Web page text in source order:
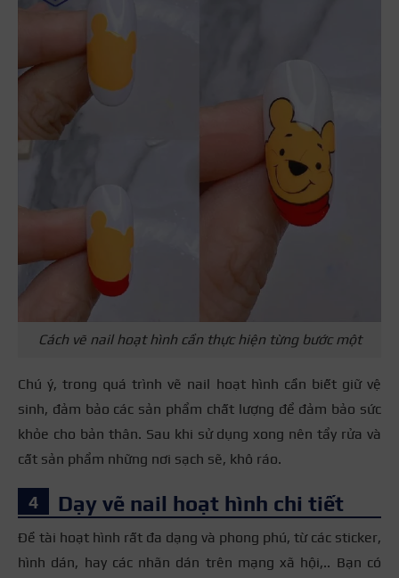
Cách vẽ nail hoạt hình cần thực hiện từng bước một
Chú ý, trong quá trình vẽ nail hoạt hình cần biết giữ vệ
sinh, đảm bảo các sản phẩm chất lượng để đảm bảo sức
khỏe cho bản thân. Sau khi sử dụng xong nên tẩy rửa và
cất sản phẩm những nơi sạch sẽ, khô ráo.
Dạy vẽ nail hoạt hình chi tiết
Đề tài hoạt hình rất đa dạng và phong phú, từ các sticker,
hình dán, hay các nhãn dán trên mạng xã hội,.. Bạn có